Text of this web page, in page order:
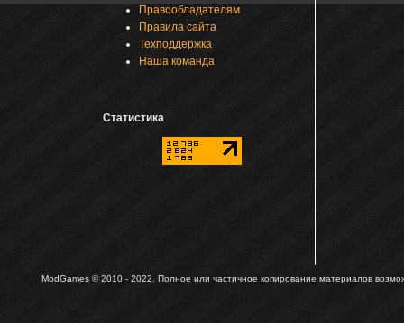
Правообладателям
Правила сайта
Техподдержка
Наша команда
Статистика
ModGames © 2010 - 2022. Полное или частичное копирование материалов